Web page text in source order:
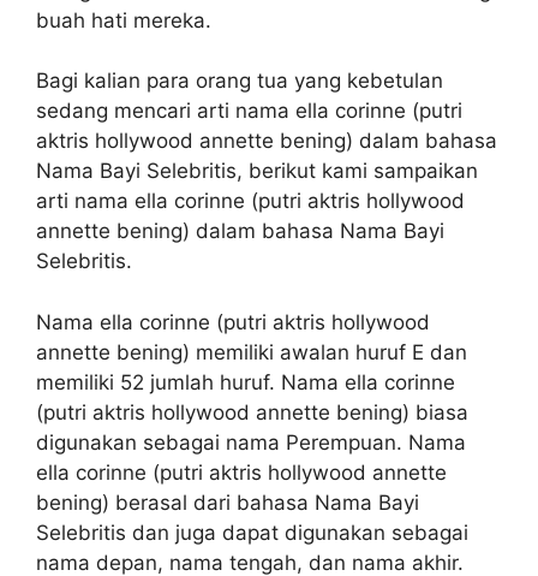
buah hati mereka.
Bagi kalian para orang tua yang kebetulan
sedang mencari arti nama ella corinne (putri
aktris hollywood annette bening) dalam bahasa
Nama Bayi Selebritis, berikut kami sampaikan
arti nama ella corinne (putri aktris hollywood
annette bening) dalam bahasa Nama Bayi
Selebritis.
Nama ella corinne (putri aktris hollywood
annette bening) memiliki awalan huruf E dan
memiliki 52 jumlah huruf. Nama ella corinne
(putri aktris hollywood annette bening) biasa
digunakan sebagai nama Perempuan. Nama
ella corinne (putri aktris hollywood annette
bening) berasal dari bahasa Nama Bayi
Selebritis dan juga dapat digunakan sebagai
nama depan, nama tengah, dan nama akhir.